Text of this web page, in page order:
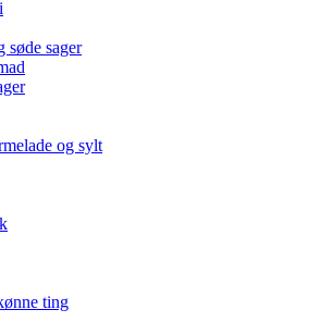
søde sager
og sylt
ting